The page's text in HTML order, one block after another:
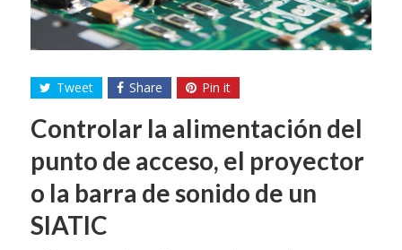
Tweet Share Pin it
Controlar la alimentación del
punto de acceso, el proyector
o la barra de sonido de un
SIATIC